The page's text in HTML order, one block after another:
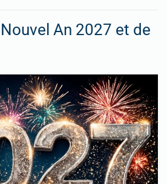
An 2027 et de